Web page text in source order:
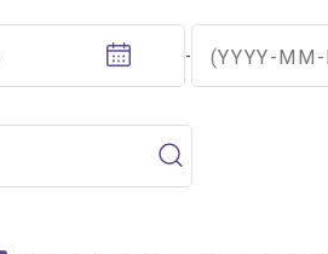
- (YYYY-MM-